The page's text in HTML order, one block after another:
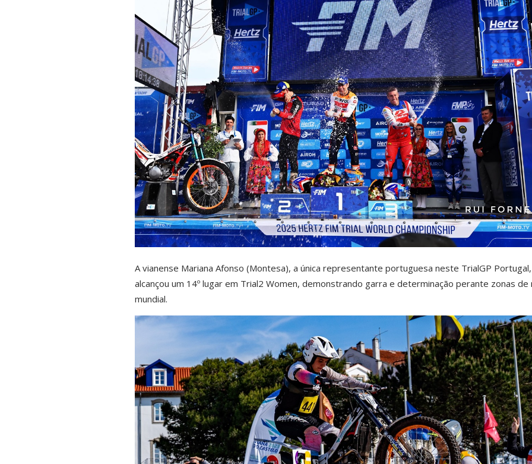
A vianense Mariana Afonso (Montesa), a única representante portuguesa neste TrialGP Portugal,
alcançou um 14º lugar em Trial2 Women, demonstrando garra e determinação perante zonas de
mundial.